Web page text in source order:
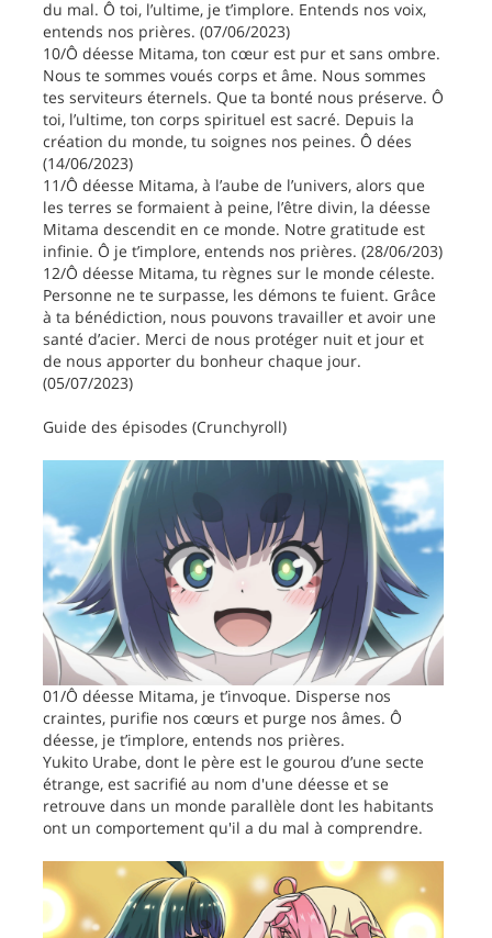
du mal. Ô toi, l’ultime, je t’implore. Entends nos voix,
entends nos prières. (07/06/2023)
10/Ô déesse Mitama, ton cœur est pur et sans ombre.
Nous te sommes voués corps et âme. Nous sommes
tes serviteurs éternels. Que ta bonté nous préserve. Ô
toi, l’ultime, ton corps spirituel est sacré. Depuis la
création du monde, tu soignes nos peines. Ô dées
(14/06/2023)
11/Ô déesse Mitama, à l’aube de l’univers, alors que
les terres se formaient à peine, l’être divin, la déesse
Mitama descendit en ce monde. Notre gratitude est
infinie. Ô je t’implore, entends nos prières. (28/06/203)
12/Ô déesse Mitama, tu règnes sur le monde céleste.
Personne ne te surpasse, les démons te fuient. Grâce
à ta bénédiction, nous pouvons travailler et avoir une
santé d’acier. Merci de nous protéger nuit et jour et
de nous apporter du bonheur chaque jour.
(05/07/2023)
Guide des épisodes (Crunchyroll)
01/Ô déesse Mitama, je t’invoque. Disperse nos
craintes, purifie nos cœurs et purge nos âmes. Ô
déesse, je t’implore, entends nos prières.
Yukito Urabe, dont le père est le gourou d’une secte
étrange, est sacrifié au nom d'une déesse et se
retrouve dans un monde parallèle dont les habitants
ont un comportement qu'il a du mal à comprendre.